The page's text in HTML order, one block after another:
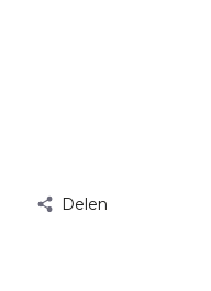
Delen